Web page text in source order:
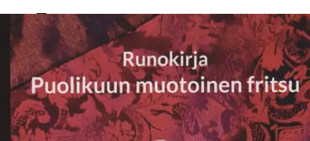
Tarkista myymäläsaatavuus
Ei saatavilla